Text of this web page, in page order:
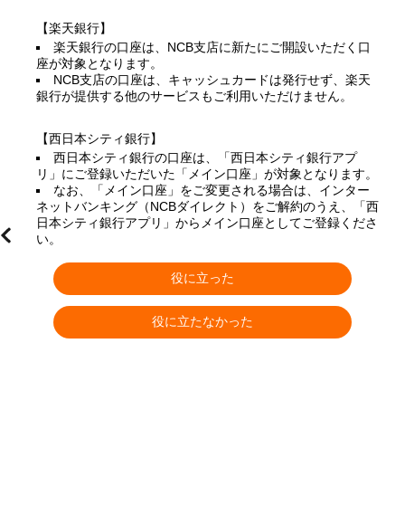
【楽天銀行】
楽天銀行の口座は、NCB支店に新たにご開設いただく口
座が対象となります。
NCB支店の口座は、キャッシュカードは発行せず、楽天
銀行が提供する他のサービスもご利用いただけません。
【西日本シティ銀行】
西日本シティ銀行の口座は、「西日本シティ銀行アプ
リ」にご登録いただいた「メイン口座」が対象となります。
なお、「メイン口座」をご変更される場合は、インター
ネットバンキング（NCBダイレクト）をご解約のうえ、「西
日本シティ銀行アプリ」からメイン口座としてご登録くださ
い。
役に立った
役に立たなかった